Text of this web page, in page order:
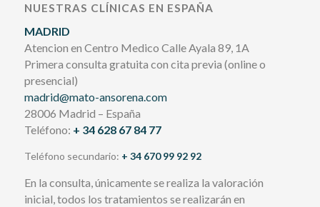
NUESTRAS CLÍNICAS EN ESPAÑA
MADRID
Atencion en Centro Medico Calle Ayala 89, 1A
Primera consulta gratuita con cita previa (online o
presencial)
madrid@mato-ansorena.com
28006 Madrid – España
Teléfono: + 34 628 67 84 77
Teléfono secundario: + 34 670 99 92 92
En la consulta, únicamente se realiza la valoración
inicial, todos los tratamientos se realizarán en